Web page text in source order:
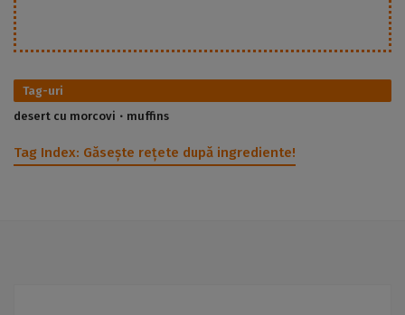
Tag-uri
desert cu morcovi
muffins
Tag Index: Găsește rețete după ingrediente!